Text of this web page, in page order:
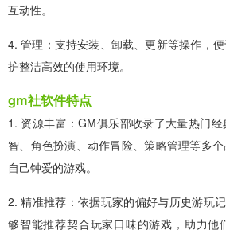
互动性。
4. 管理：支持安装、卸载、更新等操作，
护整洁高效的使用环境。
gm社软件特点
1. 资源丰富：GM俱乐部收录了大量热门
智、角色扮演、动作冒险、策略管理等多
自己钟爱的游戏。
2. 精准推荐：依据玩家的偏好与历史游玩
够智能推荐契合玩家口味的游戏，助力他